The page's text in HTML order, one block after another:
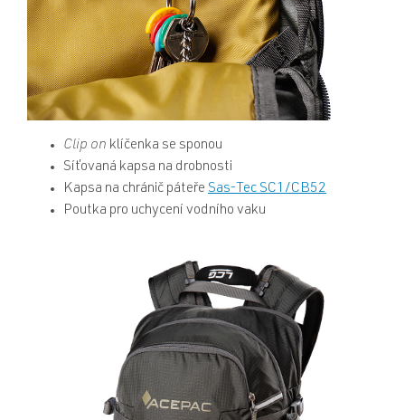
Clip on klíčenka se sponou
Síťovaná kapsa na drobnosti
Kapsa na chránič páteře Sas-Tec SC1/CB52
Poutka pro uchycení vodního vaku